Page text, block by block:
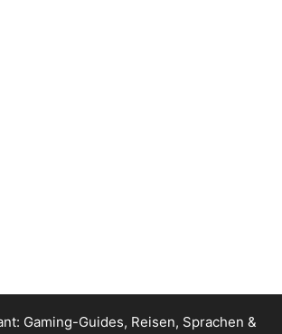
Gaming-Guides, Reisen, Sprachen &